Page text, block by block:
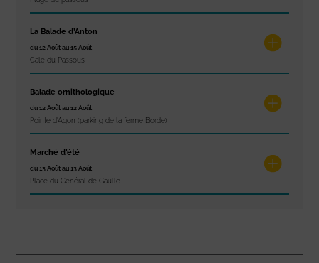
La Balade d’Anton
du 12 Août au 15 Août
Cale du Passous
Balade ornithologique
du 12 Août au 12 Août
Pointe d'Agon (parking de la ferme Borde)
Marché d’été
du 13 Août au 13 Août
Place du Général de Gaulle